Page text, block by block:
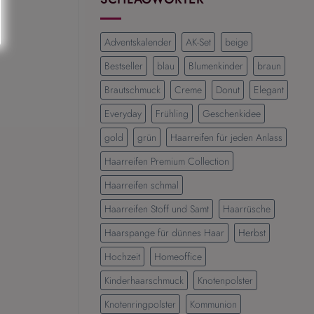
Frisuren
für
einen
eleganten
und
modernen
Look
Adventskalender AK-Set
beige
Bestseller
blau Blumenkinder
braun
Brautschmuck
Creme Donut
Elegant
Everyday
Frühling
Geschenkidee
gold
grün
Haarreifen für jeden Anlass
Haarreifen Premium Collection
Haarreifen schmal
Haarreifen Stoff und Samt
Haarrüsche
Haarspange für dünnes Haar
Herbst
Hochzeit
Homeoffice
Kinderhaarschmuck
Knotenpolster
Knotenringpolster
Kommunion